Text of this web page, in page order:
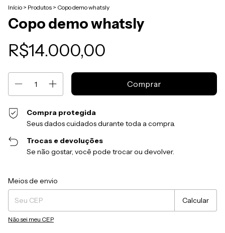
Início > Produtos > Copo demo whatsly
Copo demo whatsly
R$14.000,00
Compra protegida
Seus dados cuidados durante toda a compra.
Trocas e devoluções
Se não gostar, você pode trocar ou devolver.
Entregas para o CEP:
Meios de envio
Calcular
Não sei meu CEP